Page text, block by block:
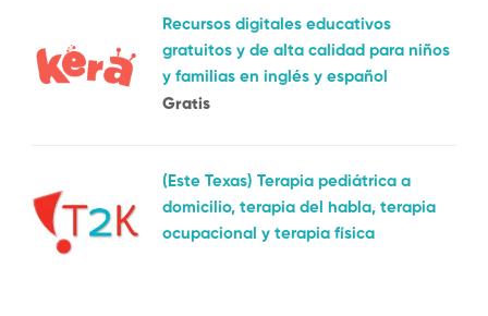
Recursos digitales educativos
gratuitos y de alta calidad para niños
y familias en inglés y español
Gratis
(Este Texas) Terapia pediátrica a
domicilio, terapia del habla, terapia
ocupacional y terapia física